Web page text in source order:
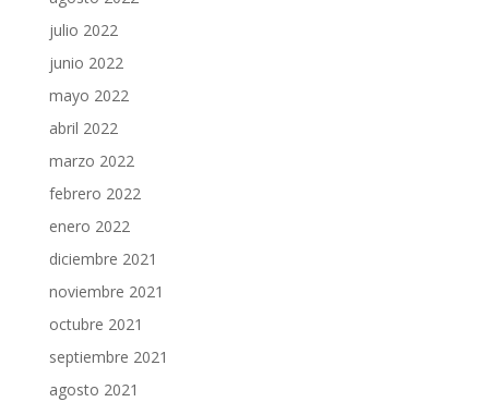
julio 2022
junio 2022
mayo 2022
abril 2022
marzo 2022
febrero 2022
enero 2022
diciembre 2021
noviembre 2021
octubre 2021
septiembre 2021
agosto 2021